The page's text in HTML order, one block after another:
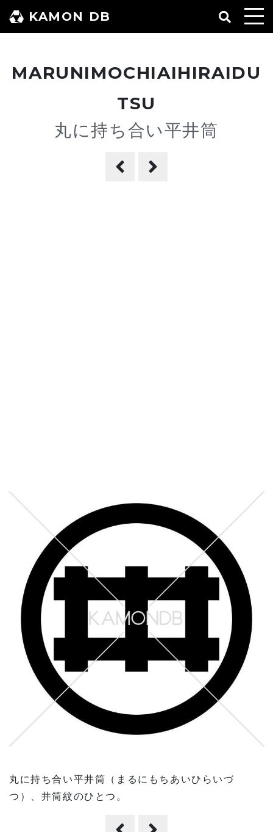
ン
KAMON DB
MARUNIMOCHIAIHIRAIDU
TSU
丸に持ち合い平井筒
丸に持ち合い平井筒（まるにもちあいひらいづ
つ）、井筒紋のひとつ。